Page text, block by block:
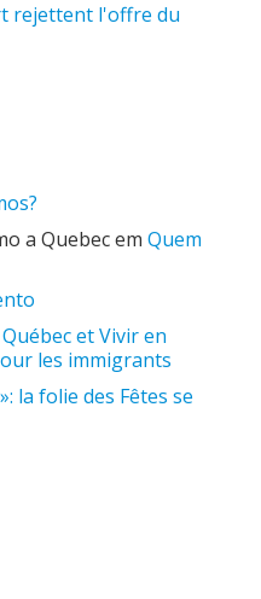
rejettent l'offre du
a Quebecem Quem
et Vivir en
les immigrants
la folie des Fêtes se